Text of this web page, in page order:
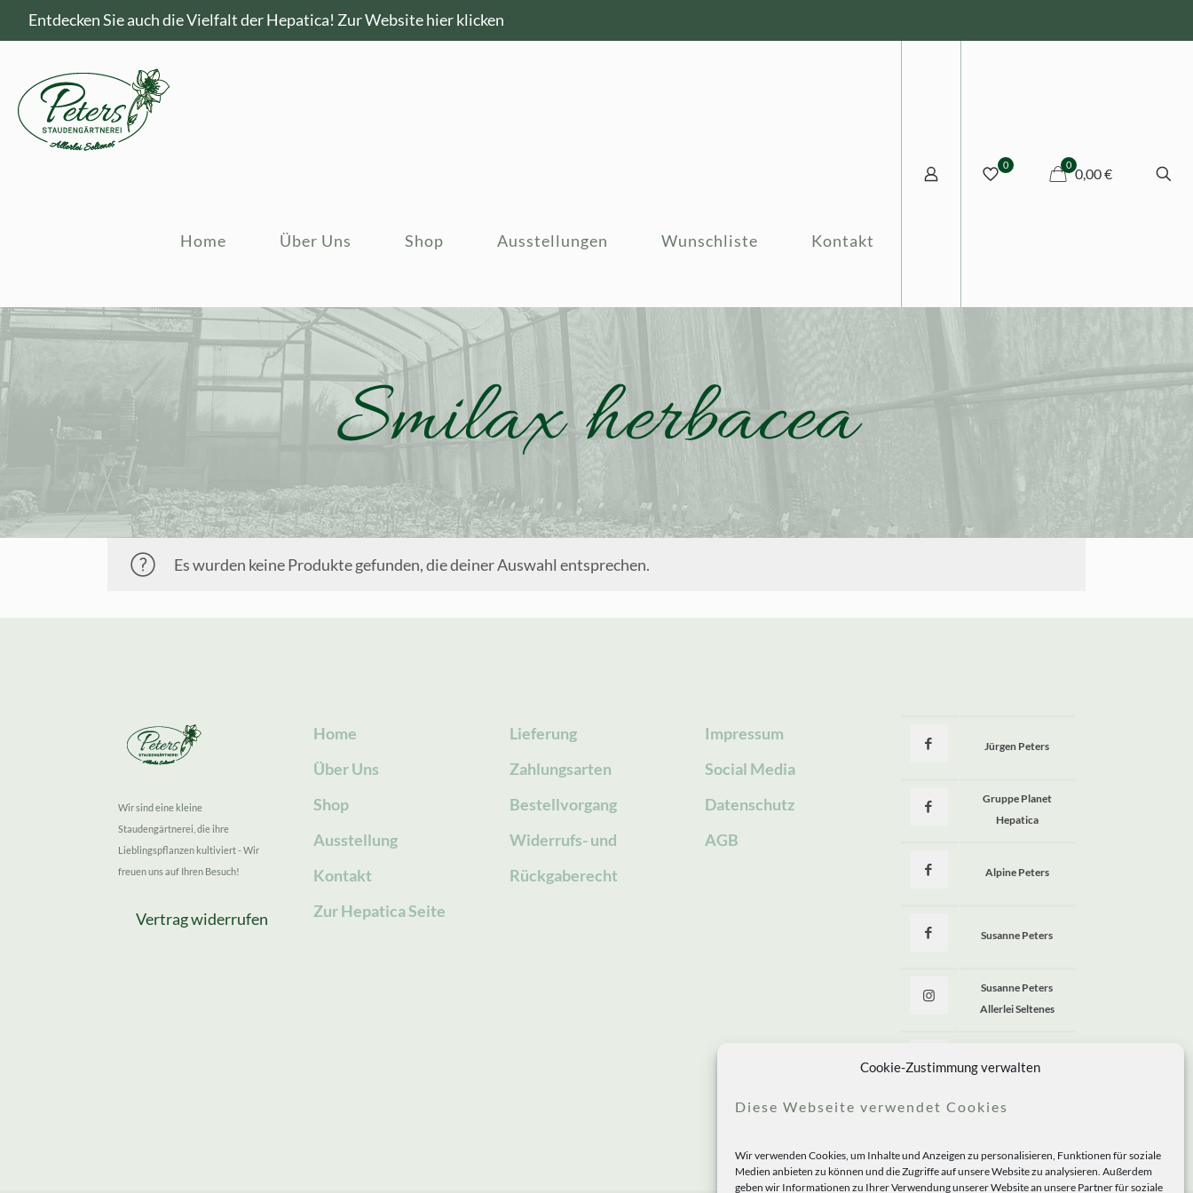
Cookie-Zustimmung verwalten
Diese Webseite verwendet Cookies
Wir verwenden Cookies, um Inhalte und Anzeigen zu personalisieren, Funktionen für soziale
Medien anbieten zu können und die Zugriffe auf unsere Website zu analysieren. Außerdem
geben wir Informationen zu Ihrer Verwendung unserer Website an unsere Partner für soziale
Entdecken Sie auch die Vielfalt der Hepatica! Zur Website hier klicken
Home Über Uns Shop Ausstellungen Wunschliste Kontakt
0 0
0,00 €
Smilax herbacea
Es wurden keine Produkte gefunden, die deiner Auswahl entsprechen.
Wir sind eine kleine
Staudengärtnerei, die ihre
Lieblingspflanzen kultiviert - Wir
freuen uns auf Ihren Besuch!
Vertrag widerrufen
Home
Über Uns
Shop
Ausstellung
Kontakt
Zur Hepatica Seite
Lieferung
Zahlungsarten
Bestellvorgang
Widerrufs- und
Rückgaberecht
Impressum
Social Media
Datenschutz
AGB
Jürgen Peters
Gruppe Planet
Hepatica
Alpine Peters
Susanne Peters
Susanne Peters
Allerlei Seltenes
Allerlei Seltenes